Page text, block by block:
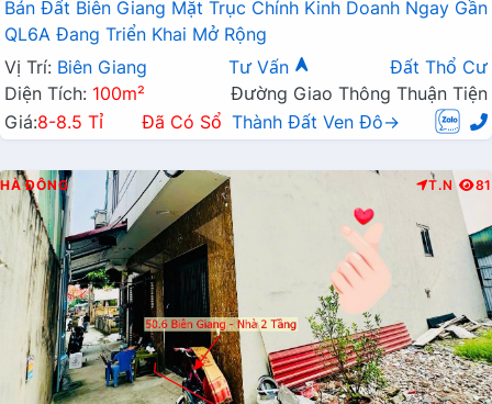
Bán Đất Biên Giang Mặt Trục Chính Kinh Doanh Ngay Gần
QL6A Đang Triển Khai Mở Rộng
Vị Trí: Biên Giang Tư Vấn
Đất Thổ Cư
Diện Tích: 100m²
Đường Giao Thông Thuận Tiện
Giá:8-8.5 Tỉ Đã Có Sổ Thành Đất Ven Đô→
HÀ ĐÔNG T.N 81